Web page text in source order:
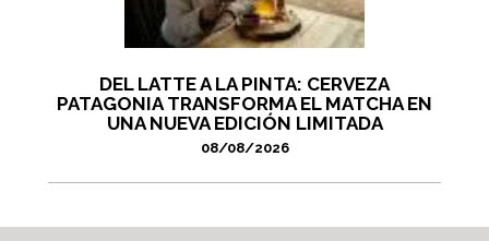
DEL LATTE A LA PINTA: CERVEZA
PATAGONIA TRANSFORMA EL MATCHA EN
UNA NUEVA EDICIÓN LIMITADA
08/08/2026